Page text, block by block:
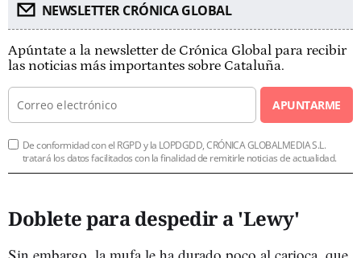
NEWSLETTER CRÓNICA GLOBAL
Apúntate a la newsletter de Crónica Global para recibir
las noticias más importantes sobre Cataluña.
APUNTARME
De conformidad con el RGPD y la LOPDGDD, CRÓNICA GLOBALMEDIA S.L.
tratará los datos facilitados con la finalidad de remitirle noticias de actualidad.
Doblete para despedir a 'Lewy'